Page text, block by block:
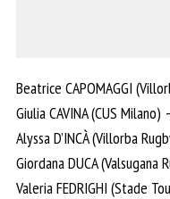
Beatrice CAPOMAGGI
Giulia CAVINA (CUS Milano)
Alyssa D’INCÀ (Villorba
Giordana DUCA (Valsugana
Valeria FEDRIGHI (Stade